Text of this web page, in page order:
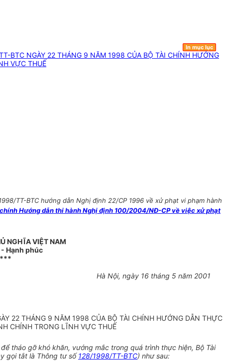
In mục lục
BTC NGÀY 22 THÁNG 9 NĂM 1998 CỦA BỘ TÀI CHÍNH HƯỚNG
VỰC THUẾ
TT-BTC hướng dẫn Nghị định 22/CP 1996 về xử phạt vi phạm hành
Hướng dẫn thi hành Nghị định 100/2004/NĐ-CP về việc xử phạt
NGHĨA VIỆT NAM
Hạnh phúc
Hà Nội, ngày 16 tháng 5 năm 2001
22 THÁNG 9 NĂM 1998 CỦA BỘ TÀI CHÍNH HƯỚNG DẪN THỰC
CHÍNH TRONG LĨNH VỰC THUẾ
tháo gỡ khó khăn, vướng mắc trong quá trình thực hiện, Bộ Tài
gọi tắt là Thông tư số128/1998/TT-BTC) như sau: